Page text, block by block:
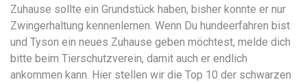
Zuhause sollte ein Grundstück haben, bisher konnte er nur
Zwingerhaltung kennenlernen. Wenn Du hundeerfahren bist
und Tyson ein neues Zuhause geben möchtest, melde dich
bitte beim Tierschutzverein, damit auch er endlich
ankommen kann. Hier stellen wir die Top 10 der schwarzen